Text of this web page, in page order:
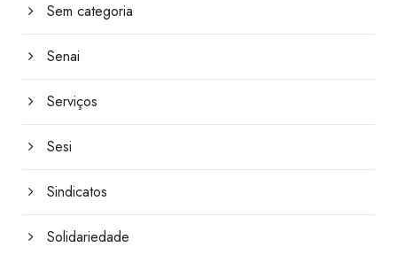
Sem categoria
Senai
Serviços
Sesi
Sindicatos
Solidariedade